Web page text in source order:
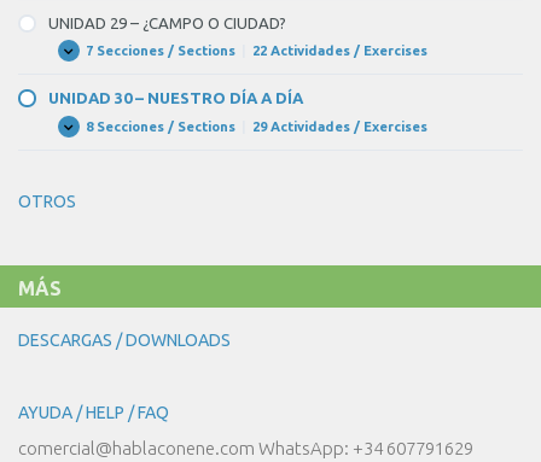
GENTE
–
PASEANDO
POR
MADRID
UNIDAD 29 – ¿CAMPO O CIUDAD?
Expandir
UNIDAD
–
¿CAMPO
O
CIUDAD?
7 Secciones / Sections 22 Actividades / Exercises
UNIDAD 30 – NUESTRO DÍA A DÍA
Expandir
UNIDAD
DÍA
8 Secciones / Sections 29 Actividades / Exercises
OTROS
MÁS
DESCARGAS / DOWNLOADS
AYUDA / HELP / FAQ
comercial@hablaconene.com WhatsApp: +34 607791629